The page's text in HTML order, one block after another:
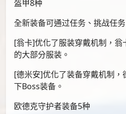
盔甲8种
全新装备可通过任务、挑战任
[翁卡]优化了服装穿戴机制，翁
的大部分服装。
[德米安]优化了装备穿戴机制
下Boss装备。
欧德克守护者装备5种